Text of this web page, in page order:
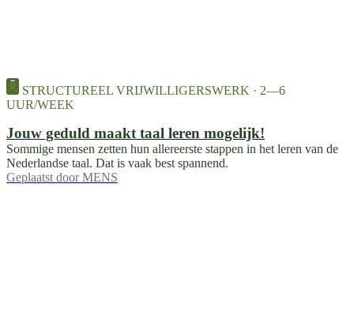
STRUCTUREEL VRIJWILLIGERSWERK · 2—6
UUR/WEEK
Jouw geduld maakt taal leren mogelijk!
Sommige mensen zetten hun allereerste stappen in het leren van de
Nederlandse taal. Dat is vaak best spannend.
Geplaatst door MENS